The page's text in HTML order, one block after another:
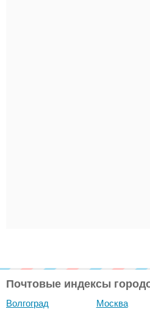
Почтовые индексы
Волгоград Москва